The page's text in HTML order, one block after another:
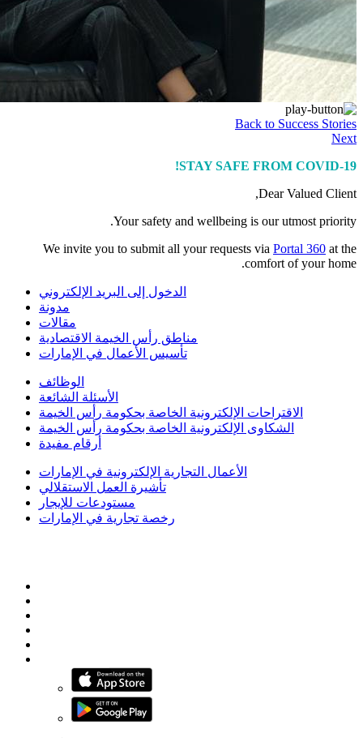
Back to Success Stories
Next
STAY SAFE FROM COVID-19!
Dear Valued Client,
Your safety and wellbeing is our utmost priority.
We invite you to submit all your requests via Portal 360 at the
comfort of your home.
الدخول إلى البريد الإلكتروني
مدونة
مقالات
مناطق رأس الخيمة الاقتصادية
تأسيس الأعمال في الإمارات
الوظائف
الأسئلة الشائعة
الاقتراحات الإلكترونية الخاصة بحكومة رأس الخيمة
الشكاوى الإلكترونية الخاصة بحكومة رأس الخيمة
أرقام مفيدة
الأعمال التجارية الإلكترونية في الإمارات
تأشيرة العمل الاستقلالي
مستودعات للإيجار
رخصة تجارية في الإمارات